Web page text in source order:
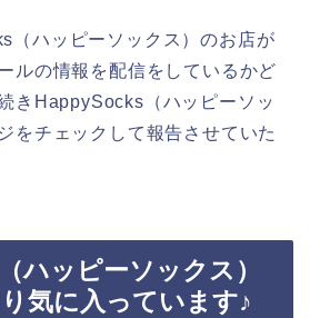
（ハッピーソックス）のお店が
ルの情報を配信をしているかど
きHappySocks（ハッピーソッ
をチェックして報告させていた
ハッピーソックス）
気に入っています♪